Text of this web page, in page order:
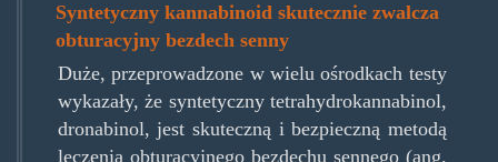
Syntetyczny kannabinoid skutecznie zwalcza
obturacyjny bezdech senny
Duże, przeprowadzone w wielu ośrodkach testy
wykazały, że syntetyczny tetrahydrokannabinol,
dronabinol, jest skuteczną i bezpieczną metodą
leczenia obturacyjnego bezdechu sennego (ang.